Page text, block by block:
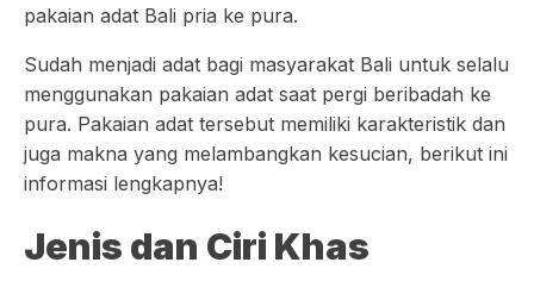
pakaian adat Bali pria ke pura.
Sudah menjadi adat bagi masyarakat Bali untuk selalu
menggunakan pakaian adat saat pergi beribadah ke
pura. Pakaian adat tersebut memiliki karakteristik dan
juga makna yang melambangkan kesucian, berikut ini
informasi lengkapnya!
Jenis dan Ciri Khas